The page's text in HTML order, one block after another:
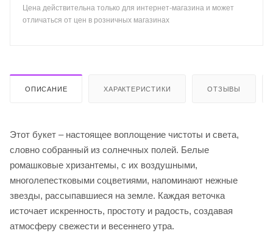
Цена действительна только для интернет-магазина и может
отличаться от цен в розничных магазинах
ОПИСАНИЕ ХАРАКТЕРИСТИКИ ОТЗЫВЫ
Этот букет – настоящее воплощение чистоты и света,
словно собранный из солнечных полей. Белые
ромашковые хризантемы, с их воздушными,
многолепестковыми соцветиями, напоминают нежные
звезды, рассыпавшиеся на земле. Каждая веточка
источает искренность, простоту и радость, создавая
атмосферу свежести и весеннего утра.